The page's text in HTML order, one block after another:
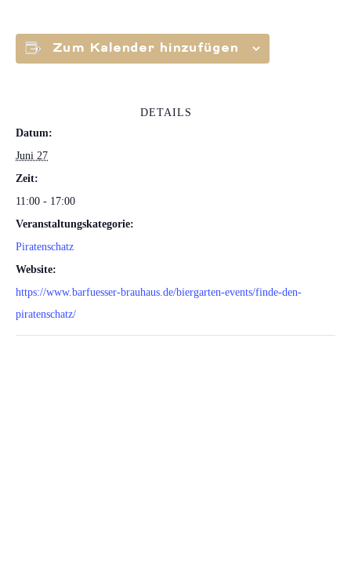
Zum Kalender hinzufügen
DETAILS
Datum:
Juni 27
Zeit:
11:00 - 17:00
Veranstaltungskategorie:
Piratenschatz
Website:
https://www.barfuesser-brauhaus.de/biergarten-events/finde-den-
piratenschatz/